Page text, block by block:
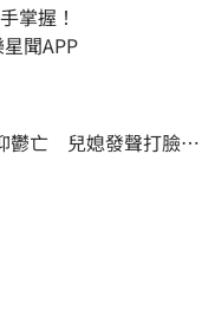
掌握！
載娛樂星聞APP
鬱亡 兒媳發聲打臉：